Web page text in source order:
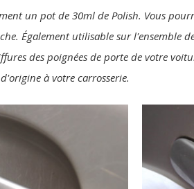
un pot de 30ml de Polish. Vous
Également utilisable sur l'ensemble
des poignées de porte de votre
à votre carrosserie.